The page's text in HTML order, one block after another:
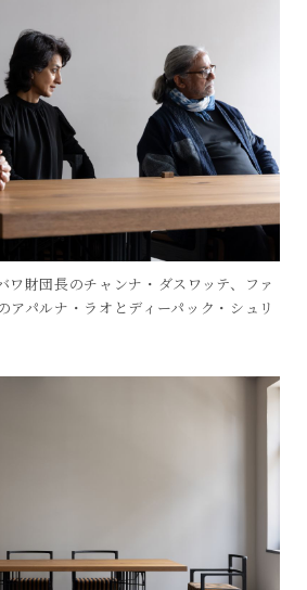
ワ財団長のチャンナ・ダスワッテ、ファ
アパルナ・ラオとディーパック・シュリ